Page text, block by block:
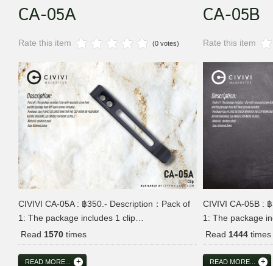
CA-05A
Rate this item (0 votes)
CIVIVI CA-05A : ฿350.- Description：Pack of
1: The package includes 1 clip…
Read 1570 times
READ MORE...
CA-05B
Rate this item
CIVIVI CA-05B :
1: The package
Read 1444 times
READ MORE...